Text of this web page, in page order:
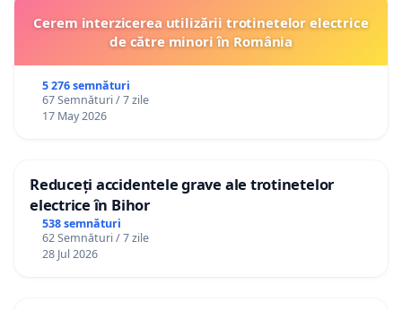
Cerem interzicerea utilizării trotinetelor electrice
de către minori în România
5 276 semnături
67 Semnături / 7 zile
17 May 2026
Reduceți accidentele grave ale trotinetelor
electrice în Bihor
538 semnături
62 Semnături / 7 zile
28 Jul 2026